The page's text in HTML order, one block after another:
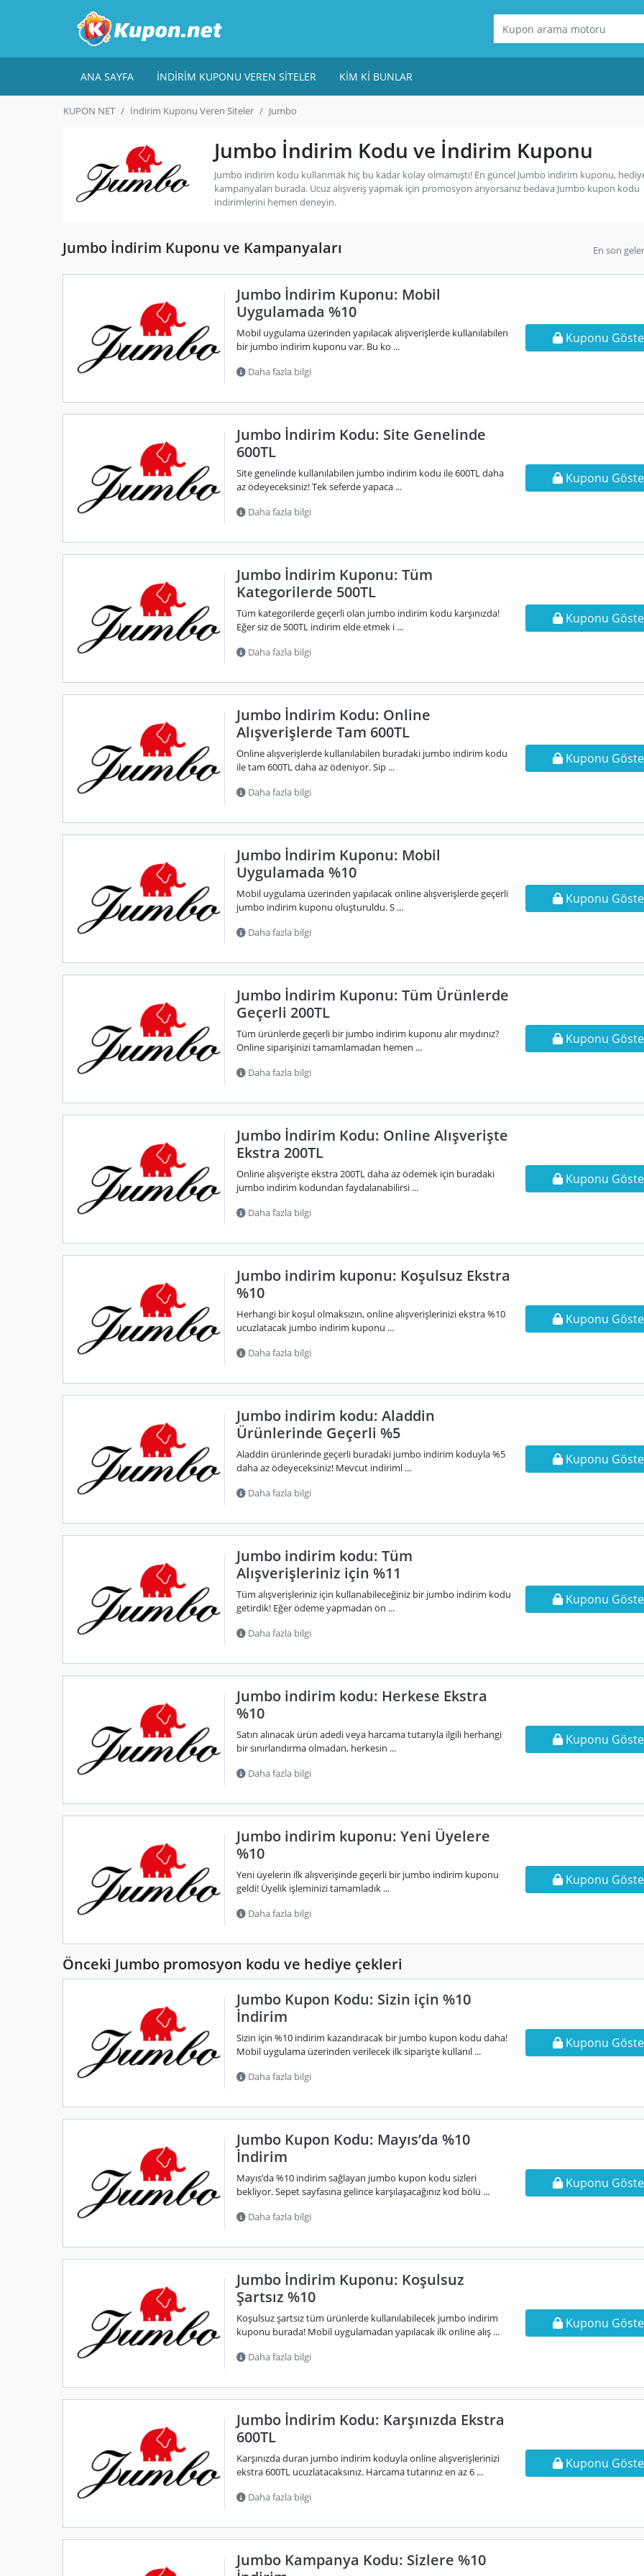
ANA SAYFA İNDIRIM KUPONU VEREN SITELER KIM KI BUNLAR
KUPON NET İndirim Kuponu Veren Siteler Jumbo
Jumbo İndirim Kodu ve İndirim Kuponu
Jumbo indirim kodu kullanmak hiç bu kadar kolay olmamıştı! En güncel Jumbo indirim kuponu,
kampanyaları burada. Ucuz alışveriş yapmak için promosyon arıyorsanız bedava Jumbo kupon kodu
indirimlerini hemen deneyin.
Jumbo İndirim Kuponu ve Kampanyaları En son
Jumbo İndirim Kuponu: Mobil
Uygulamada %10
Mobil uygulama üzerinden yapılacak alışverişlerde kullanılabilen
bir jumbo indirim kuponu var. Bu ko ...
Daha fazla bilgi
Kuponu
Jumbo İndirim Kodu: Site Genelinde
600TL
Site genelinde kullanılabilen jumbo indirim kodu ile 600TL daha
az ödeyeceksiniz! Tek seferde yapaca ...
Daha fazla bilgi
Kuponu
Jumbo İndirim Kuponu: Tüm
Kategorilerde 500TL
Tüm kategorilerde geçerli olan jumbo indirim kodu karşınızda!
Eğer siz de 500TL indirim elde etmek i ...
Daha fazla bilgi
Kuponu
Jumbo İndirim Kodu: Online
Alışverişlerde Tam 600TL
Online alışverişlerde kullanılabilen buradaki jumbo indirim kodu
ile tam 600TL daha az ödeniyor. Sip ...
Daha fazla bilgi
Kuponu
Jumbo İndirim Kuponu: Mobil
Uygulamada %10
Mobil uygulama üzerinden yapılacak online alışverişlerde geçerli
jumbo indirim kuponu oluşturuldu. S ...
Daha fazla bilgi
Kuponu
Jumbo İndirim Kuponu: Tüm Ürünlerde
Geçerli 200TL
Tüm ürünlerde geçerli bir jumbo indirim kuponu alır mıydınız?
Online siparişinizi tamamlamadan hemen ...
Daha fazla bilgi
Kuponu
Jumbo İndirim Kodu: Online Alışverişte
Ekstra 200TL
Online alışverişte ekstra 200TL daha az ödemek için buradaki
jumbo indirim kodundan faydalanabilirsi ...
Daha fazla bilgi
Kuponu
Jumbo indirim kuponu: Koşulsuz Ekstra
%10
Herhangi bir koşul olmaksızın, online alışverişlerinizi ekstra %10
ucuzlatacak jumbo indirim kuponu ...
Daha fazla bilgi
Kuponu
Jumbo indirim kodu: Aladdin
Ürünlerinde Geçerli %5
Aladdin ürünlerinde geçerli buradaki jumbo indirim koduyla %5
daha az ödeyeceksiniz! Mevcut indiriml ...
Daha fazla bilgi
Kuponu
Jumbo indirim kodu: Tüm
Alışverişleriniz için %11
Tüm alışverişleriniz için kullanabileceğiniz bir jumbo indirim kodu
getirdik! Eğer ödeme yapmadan ön ...
Daha fazla bilgi
Kuponu
Jumbo indirim kodu: Herkese Ekstra
%10
Satın alınacak ürün adedi veya harcama tutarıyla ilgili herhangi
bir sınırlandırma olmadan, herkesin ...
Daha fazla bilgi
Kuponu
Jumbo indirim kuponu: Yeni Üyelere
%10
Yeni üyelerin ilk alışverişinde geçerli bir jumbo indirim kuponu
geldi! Üyelik işleminizi tamamladık ...
Daha fazla bilgi
Kuponu
Önceki Jumbo promosyon kodu ve hediye çekleri
Jumbo Kupon Kodu: Sizin için %10
İndirim
Sizin için %10 indirim kazandıracak bir jumbo kupon kodu daha!
Mobil uygulama üzerinden verilecek ilk siparişte kullanıl ...
Daha fazla bilgi
Kuponu
Jumbo Kupon Kodu: Mayıs’da %10
İndirim
Mayıs’da %10 indirim sağlayan jumbo kupon kodu sizleri
bekliyor. Sepet sayfasına gelince karşılaşacağınız kod bölü ...
Daha fazla bilgi
Kuponu
Jumbo İndirim Kuponu: Koşulsuz
Şartsız %10
Koşulsuz şartsız tüm ürünlerde kullanılabilecek jumbo indirim
kuponu burada! Mobil uygulamadan yapılacak ilk online alış ...
Daha fazla bilgi
Kuponu
Jumbo İndirim Kodu: Karşınızda Ekstra
600TL
Karşınızda duran jumbo indirim koduyla online alışverişlerinizi
ekstra 600TL ucuzlatacaksınız. Harcama tutarınız en az 6 ...
Daha fazla bilgi
Kuponu
Jumbo Kampanya Kodu: Sizlere %10